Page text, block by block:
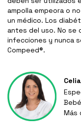
ampolla empeora o
un médico. Los
antes del uso. No se
infecciones y nunca
Compeed®.
Más